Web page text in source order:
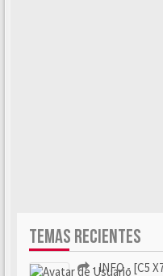
TEMAS RECIENTES
- INFO - [C5